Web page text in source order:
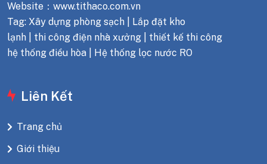
Website：www.tithaco.com.vn
Tag: Xây dựng phòng sạch | Lắp đặt kho
lạnh | thi công điện nhà xưởng | thiết kế thi công
hệ thống điều hòa | Hệ thống lọc nước RO
Liên Kết
Trang chủ
Giới thiệu